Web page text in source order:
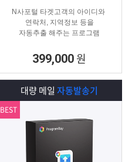
N사포털 타겟고객의 아이디와
연락처, 지역정보 등을
자동추출 해주는 프로그램
399,000 원
대량 메일 자동발송기
BEST